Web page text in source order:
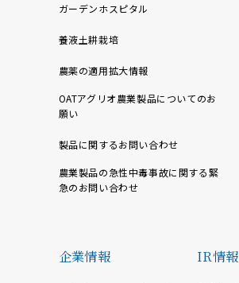
ガーデンホスピタル
養液土耕栽培
農薬の適用拡大情報
OATアグリオ農業製品についてのお
願い
製品に関するお問い合わせ
農業製品の急性中毒事故に関する緊
急のお問い合わせ
企業情報 IR情報